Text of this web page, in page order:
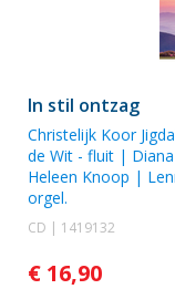
In stil ontzag
Christelijk Koor
de Wit - fluit |
Heleen Knoop |
orgel.
CD | 1419132
€ 16,90